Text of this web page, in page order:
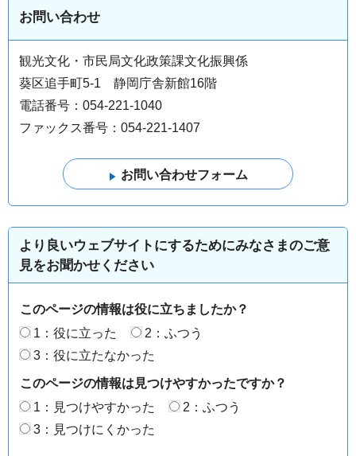
お問い合わせ
観光文化・市民局文化政策課文化振興係
葵区追手町5-1 静岡庁舎新館16階
電話番号：054-221-1040
ファックス番号：054-221-1407
より良いウェブサイトにするためにみなさまのご意
見をお聞かせください
このページの情報は役に立ちましたか？
1：役に立った
2：ふつう
3：役に立たなかった
このページの情報は見つけやすかったですか？
1：見つけやすかった
2：ふつう
3：見つけにくかった